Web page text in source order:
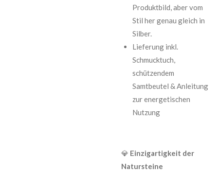
Produktbild, aber vom
Stil her genau gleich in
Silber.
Lieferung inkl.
Schmucktuch,
schützendem
Samtbeutel & Anleitung
zur energetischen
Nutzung
💎 Einzigartigkeit der
Natursteine